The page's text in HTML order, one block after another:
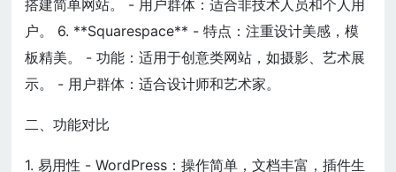
搭建简单网站。 - 用户群体：适合非技术人员和个人用
户。 6. **Squarespace** - 特点：注重设计美感，模
板精美。 - 功能：适用于创意类网站，如摄影、艺术展
示。 - 用户群体：适合设计师和艺术家。
二、功能对比
1. 易用性 - WordPress：操作简单，文档丰富，插件生